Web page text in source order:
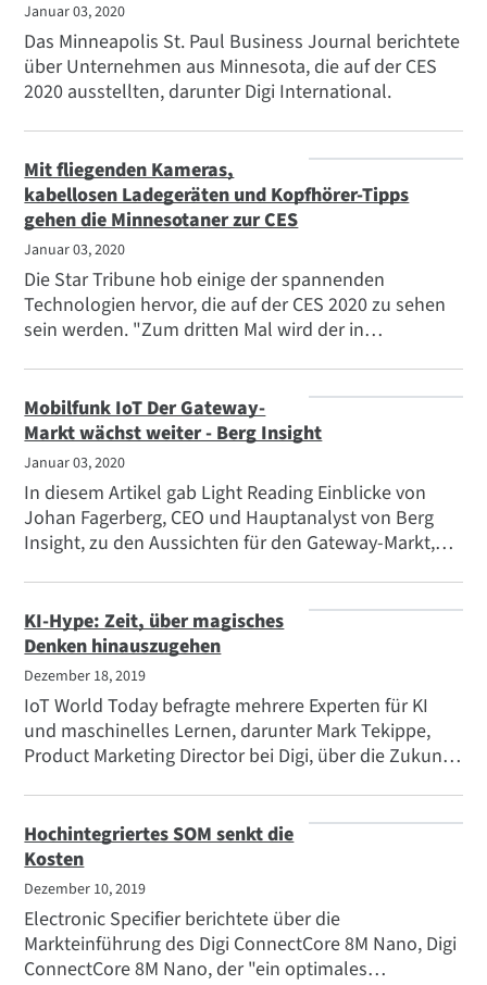
Januar 03, 2020
Das Minneapolis St. Paul Business Journal berichtete
über Unternehmen aus Minnesota, die auf der CES
2020 ausstellten, darunter Digi International.
Mit fliegenden Kameras,
kabellosen Ladegeräten und Kopfhörer-Tipps
gehen die Minnesotaner zur CES
Januar 03, 2020
Die Star Tribune hob einige der spannenden
Technologien hervor, die auf der CES 2020 zu sehen
sein werden. "Zum dritten Mal wird der in
Messe haben, ein Zeichen für die wachsende
Reichweite und Attraktivität der Veranstaltung."
Zusätzlich interviewte der Reporter Elizabeth
Herberg, Digi Director of Marketing, über die Präsenz
von Digi auf der Messe.
Mobilfunk IoT Der Gateway-
Markt wächst weiter - Berg Insight
Januar 03, 2020
In diesem Artikel gab Light Reading Einblicke von
Johan Fagerberg, CEO und Hauptanalyst von Berg
Insight, zu den Aussichten für den Gateway-Markt,
diesem Markt genannt.
KI-Hype: Zeit, über magisches
Denken hinauszugehen
Dezember 18, 2019
IoT World Today befragte mehrere Experten für KI
und maschinelles Lernen, darunter Mark Tekippe,
Product Marketing Director bei Digi, über die Zukunft
demonstrieren, werden mehr Produkthersteller
versuchen, ihre neuen Produktdesigns
zukunftssicher zu machen, um maschinelles Lernen
zu unterstützen."
Hochintegriertes SOM senkt die
Kosten
Dezember 10, 2019
Electronic Specifier berichtete über die
Markteinführung des Digi ConnectCore 8M Nano, Digi
ConnectCore 8M Nano, der "ein optimales